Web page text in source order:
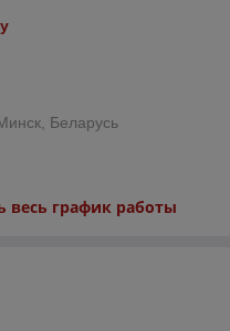
Беларусь
весь график работы